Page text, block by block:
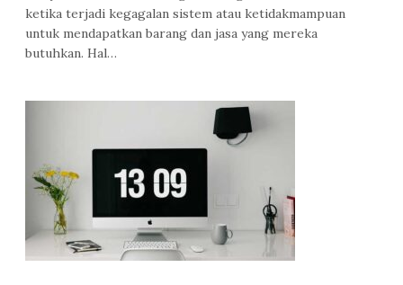
ketika terjadi kegagalan sistem atau ketidakmampuan
untuk mendapatkan barang dan jasa yang mereka
butuhkan. Hal…